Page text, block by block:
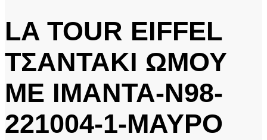
LA TOUR EIFFEL
ΤΣΑΝΤΑΚΙ ΩΜΟΥ
ΜΕ ΙΜΑΝΤΑ-N98-
221004-1-ΜΑΥΡΟ